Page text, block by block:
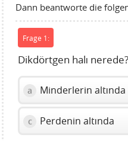
Dann beantworte die
Frage 1:
Dikdörtgen halı nerede?
a Minderlerin altında
c Perdenin altında